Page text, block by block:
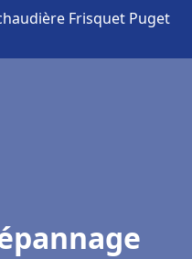
Frisquet Puget